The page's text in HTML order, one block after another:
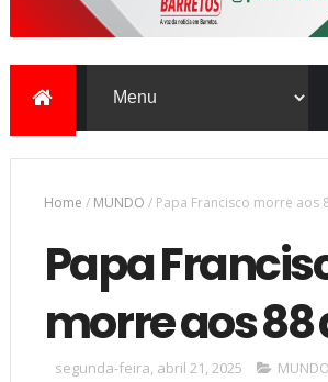
Home / MUNDO / Papa Francisco morre aos
Papa
morre aos 88
segunda-feira, abril 21, 2025 MUNDO